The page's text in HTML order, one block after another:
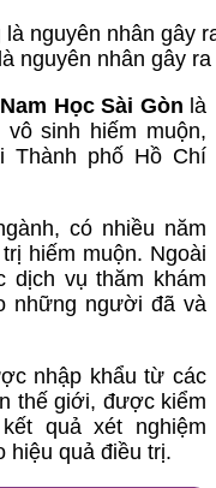
nguyên nhân gây
Học Sài Gòn là
sinh hiếm muộn,
Thành phố Hồ Chí
có nhiều năm
hiếm muộn. Ngoài
dịch vụ thăm khám
những người đã và
nhập khẩu từ các
thế giới, được kiểm
quả xét nghiệm
hiệu quả điều trị.